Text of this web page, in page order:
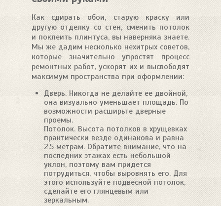
Как сдирать обои, старую краску или
другую отделку со стен, сменить потолок
и поклеить плинтуса, вы наверняка знаете.
Мы же дадим несколько нехитрых советов,
которые значительно упростят процесс
ремонтных работ, ускорят их и высвободят
максимум пространства при оформлении:
Дверь. Никогда не делайте ее двойной,
она визуально уменьшает площадь. По
возможности расширьте дверные
проемы.
Потолок. Высота потолков в хрущевках
практически везде одинакова и равна
2.5 метрам. Обратите внимание, что на
последних этажах есть небольшой
уклон, поэтому вам придется
потрудиться, чтобы выровнять его. Для
этого используйте подвесной потолок,
сделайте его глянцевым или
зеркальным.